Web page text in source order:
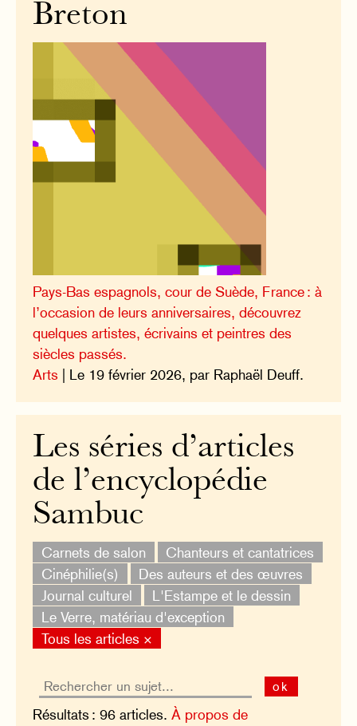
Breton
Pays-Bas espagnols, cour de Suède, France : à
l’occasion de leurs anniversaires, découvrez
quelques artistes, écrivains et peintres des
siècles passés.
Arts | Le 19 février 2026, par Raphaël Deuff.
Les séries d’articles
de l’encyclopédie
Sambuc
Carnets de salon
Chanteurs et cantatrices
Cinéphilie(s)
Des auteurs et des œuvres
Journal culturel
L'Estampe et le dessin
Le Verre, matériau d'exception
Tous les articles ×
ok
Résultats : 96 articles.À propos de